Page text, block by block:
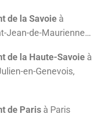
de la Savoie à
Jean-de-Maurienne…
de la Haute-Savoie à
en-Genevois,
de Paris à Paris